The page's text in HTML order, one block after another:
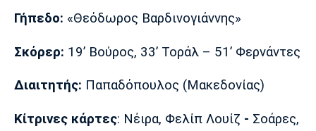
Γήπεδο: «Θεόδωρος Βαρδινογιάννης»
Σκόρερ: 19’ Βούρος, 33’ Τοράλ – 51’ Φερνάντες
Διαιτητής: Παπαδόπουλος (Μακεδονίας)
Κίτρινες κάρτες: Νέιρα, Φελίπ Λουίζ - Σοάρες,